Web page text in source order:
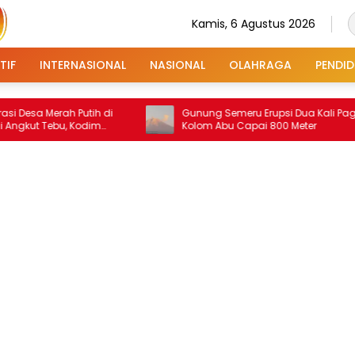
Kamis, 6 Agustus 2026
INTERNASIONAL NASIONAL OLAHRAGA
Merah Putih di
Kodim
Gunung Semeru Erupsi Dua Kali Pagi Ini,
Kolom Abu Capai 800 Meter